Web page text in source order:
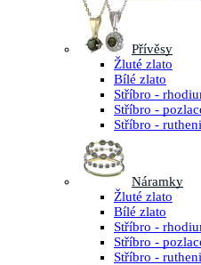
Přívěsy
Žluté zlato
Bílé zlato
Stříbro -
Stříbro -
Stříbro -
Náramky
Žluté zlato
Bílé zlato
Stříbro -
Stříbro -
Stříbro -